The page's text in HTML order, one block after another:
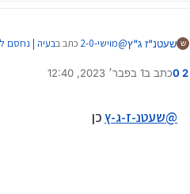
ש שעטנ"ז ג"ץ@מוישי-2-0 כתב בבעיה | נחסם
מאותם מחשבים
כתב ב1 בפבר׳ 2023, 12:40
נערך לאחרונה על ידי
@שעטנ-ז-ג-ץכן